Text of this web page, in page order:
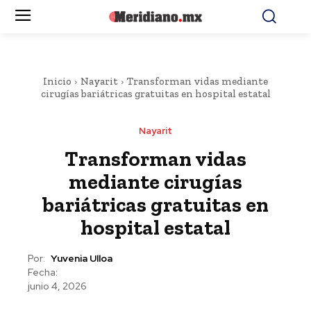
Inicio Nayarit
Transforman vidas mediante
cirugías bariátricas gratuitas en hospital estatal
Nayarit
Transforman vidas
mediante cirugías
bariátricas gratuitas en
hospital estatal
Por: Yuvenia Ulloa
Fecha:
junio 4, 2026